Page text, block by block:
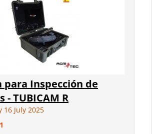
para Inspección de
- TUBICAM R
16 July 2025
1